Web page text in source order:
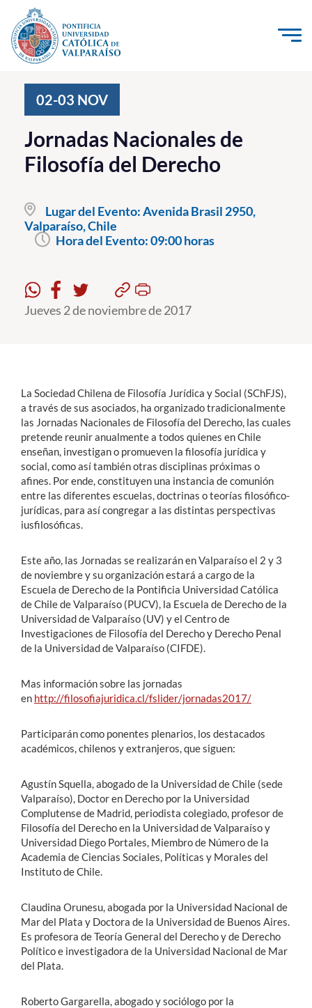
Click acá para ir directamente al contenido
Investigación, Creación e Innovación
PUCV Internacional
Vinculación con el Medio
Admisión
Pregrado
Formación Continua
Funcionarios
Alumni
English
02-03 NOV
Jornadas Nacionales de
Filosofía del Derecho
Lugar del Evento:Avenida Brasil 2950,
Valparaíso, Chile
Hora del Evento:09:00 horas
Jueves 2 de noviembre de 2017
La Sociedad Chilena de Filosofía Jurídica y Social (SChFJS),
a través de sus asociados, ha organizado tradicionalmente
las Jornadas Nacionales de Filosofía del Derecho, las cuales
pretende reunir anualmente a todos quienes en Chile
enseñan, investigan o promueven la filosofía jurídica y
social, como así también otras disciplinas próximas o
afines. Por ende, constituyen una instancia de comunión
entre las diferentes escuelas, doctrinas o teorías filosófico-
jurídicas, para así congregar a las distintas perspectivas
iusfilosóficas.
Este año, las Jornadas se realizarán en Valparaíso el 2 y 3
de noviembre y su organización estará a cargo de la
Escuela de Derecho de la Pontificia Universidad Católica
de Chile de Valparaíso (PUCV), la Escuela de Derecho de la
Universidad de Valparaíso (UV) y el Centro de
Investigaciones de Filosofía del Derecho y Derecho Penal
de la Universidad de Valparaíso (CIFDE).
Mas información sobre las jornadas
en http://filosofiajuridica.cl/fslider/jornadas2017/
Participarán como ponentes plenarios, los destacados
académicos​, chilenos y extranjeros,​ que siguen:
Agustín Squella, abogado de la Universidad de Chile (sede
Valparaíso), Doctor en Derecho por la Universidad
Complutense de Madrid, periodista colegiado, profesor de
Filosofía del Derecho en la Universidad de Valparaíso y
Universidad Diego Portales, Miembro de Número de la
Academia de Ciencias Sociales, Políticas y Morales del
Instituto de Chile.
Claudina Orunesu, abogada por la Universidad Nacional de
Mar del Plata y Doctora de la Universidad de Buenos Aires.
Es profesora de Teoría General del Derecho y de Derecho
Político e investigadora de la Universidad Nacional de Mar
del Plata.
Roberto Gargarella, abogado y sociólogo por la